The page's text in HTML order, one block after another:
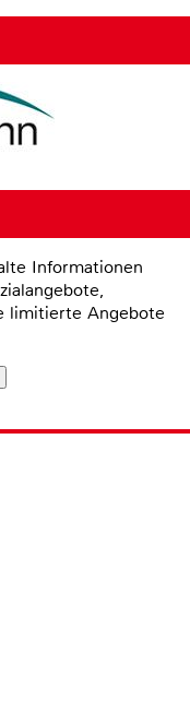
Informationen
limitierte Angebote